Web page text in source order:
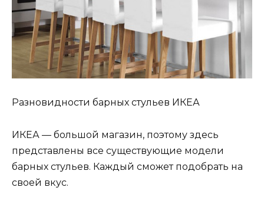
Разновидности барных стульев ИКЕА
ИКЕА — большой магазин, поэтому здесь
представлены все существующие модели
барных стульев. Каждый сможет подобрать на
своей вкус.